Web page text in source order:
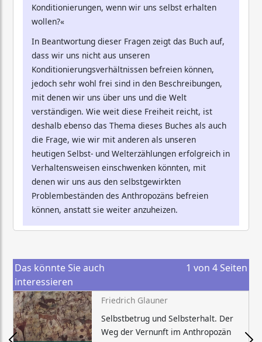
Konditionierungen, wenn wir uns selbst erhalten
wollen?«
In Beantwortung dieser Fragen zeigt das Buch auf,
dass wir uns nicht aus unseren
Konditionierungsverhältnissen befreien können,
jedoch sehr wohl frei sind in den Beschreibungen,
mit denen wir uns über uns und die Welt
verständigen. Wie weit diese Freiheit reicht, ist
deshalb ebenso das Thema dieses Buches als auch
die Frage, wie wir mit anderen als unseren
heutigen Selbst- und Welterzählungen erfolgreich in
Verhaltensweisen einschwenken könnten, mit
denen wir uns aus den selbstgewirkten
Problembeständen des Anthropozäns befreien
können, anstatt sie weiter anzuheizen.
Das könnte Sie auch
interessieren
1 von 4 Seiten
Friedrich Glauner
Selbstbetrug und Selbsterhalt. Der
Weg der Vernunft im Anthropozän